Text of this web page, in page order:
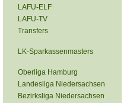
LAFU-ELF
LAFU-TV
Transfers
LK-Sparkassenmasters
Oberliga Hamburg
Landesliga Niedersachsen
Bezirksliga Niedersachsen